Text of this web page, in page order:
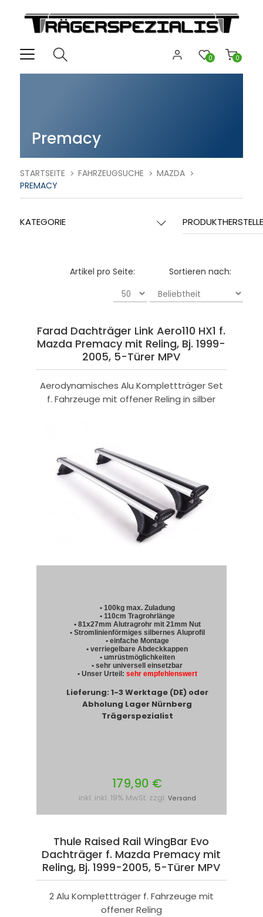
0
0
Premacy
STARTSEITE FAHRZEUGSUCHE
MAZDA
PREMACY
KATEGORIE
Sortieren nach:
Artikel pro Seite:
Farad Dachträger Link Aero110 HX1 f.
Mazda Premacy mit Reling, Bj. 1999-
2005, 5-Türer MPV
Aerodynamisches Alu Komplettträger Set
f. Fahrzeuge mit offener Reling in silber
• 100kg max. Zuladung
• 110cm Tragrohrlänge
• 81x27mm Alutragrohr mit 21mm Nut
• Stromlinienförmiges silbernes Aluprofil
• einfache Montage
• verriegelbare Abdeckkappen
• umrüstmöglichkeiten
• sehr universell einsetzbar
• Unser Urteil: sehr empfehlenswert
Lieferung: 1-3 Werktage (DE) oder
Abholung Lager Nürnberg
Trägerspezialist
179,90 €
inkl. inkl. 19% MwSt. zzgl. Versand
Thule Raised Rail WingBar Evo
Dachträger f. Mazda Premacy mit
Reling, Bj. 1999-2005, 5-Türer MPV
2 Alu Komplettträger f. Fahrzeuge mit
offener Reling